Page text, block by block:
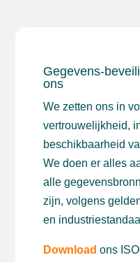
Gegevens-
ons
We zetten ons in
vertrouwelijkheid,
beschikbaarheid
We doen er alles
alle
zijn, volgens
en
Download ons